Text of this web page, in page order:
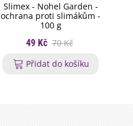
Slimex - Nohel Garden -
ochrana proti slimákům -
100 g
49 Kč 70 Kč
Přidat do košíku